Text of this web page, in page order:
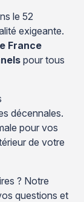
le 52
exigeante.
France
pour tous
décennales.
pour vos
de votre
? Notre
questions et